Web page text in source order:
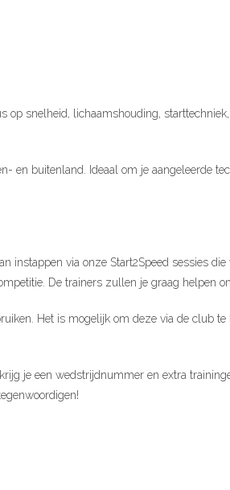
snelheid, lichaamshouding,
en buitenland. Ideaal om je aangeleerde
instappen via onze Start2Speed sessies
De trainers zullen je graag helpen
Het is mogelijk om deze via de club
je een wedstrijdnummer en extra